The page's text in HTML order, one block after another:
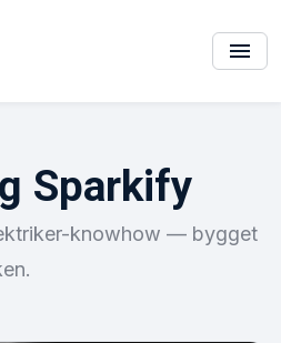
Sparkify
knowhow — bygget